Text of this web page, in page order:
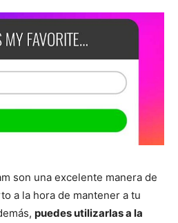
son una excelente manera de
a la hora de mantener a tu
puedes utilizarlas a la